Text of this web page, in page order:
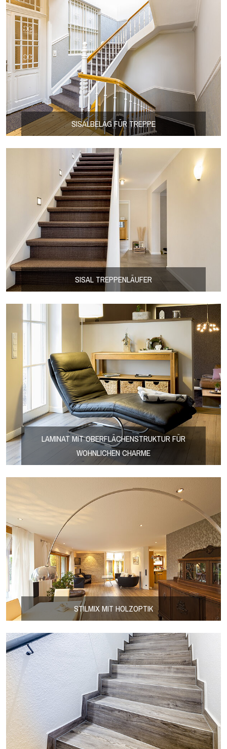
SISALBELAG FÜR TREPPE
SISAL TREPPENLÄUFER
LAMINAT MIT OBERFLÄCHENSTRUKTUR FÜR
WOHNLICHEN CHARME
STILMIX MIT HOLZOPTIK